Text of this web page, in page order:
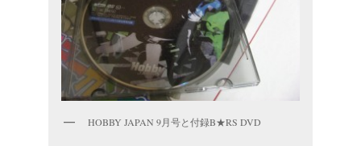
HOBBY JAPAN 9月号と付録B★RS DVD